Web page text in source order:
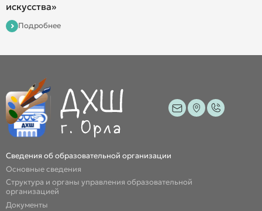
искусства»
Подробнее
Сведения об образовательной организации
Основные сведения
Структура и органы управления образовательной
организацией
Документы